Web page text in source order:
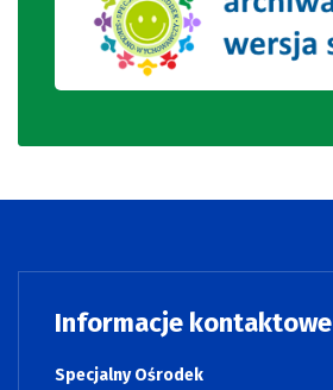
Informacje kontaktowe
Specjalny Ośrodek